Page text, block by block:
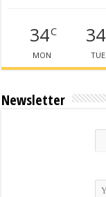
34C
MON
34
TUE
Newsletter